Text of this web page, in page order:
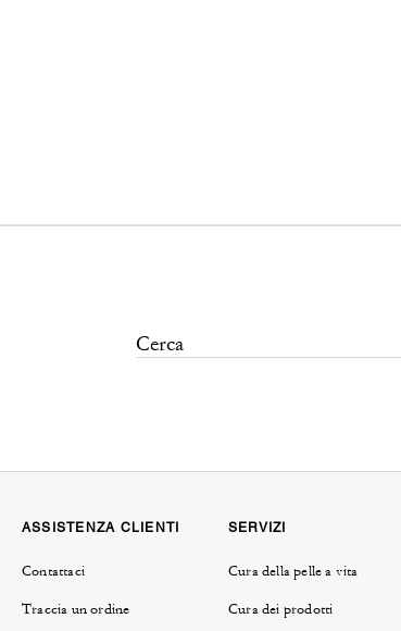
ASSISTENZA CLIENTI
Contattaci
Traccia un ordine
SERVIZI
Cura della pelle a vita
Cura dei prodotti